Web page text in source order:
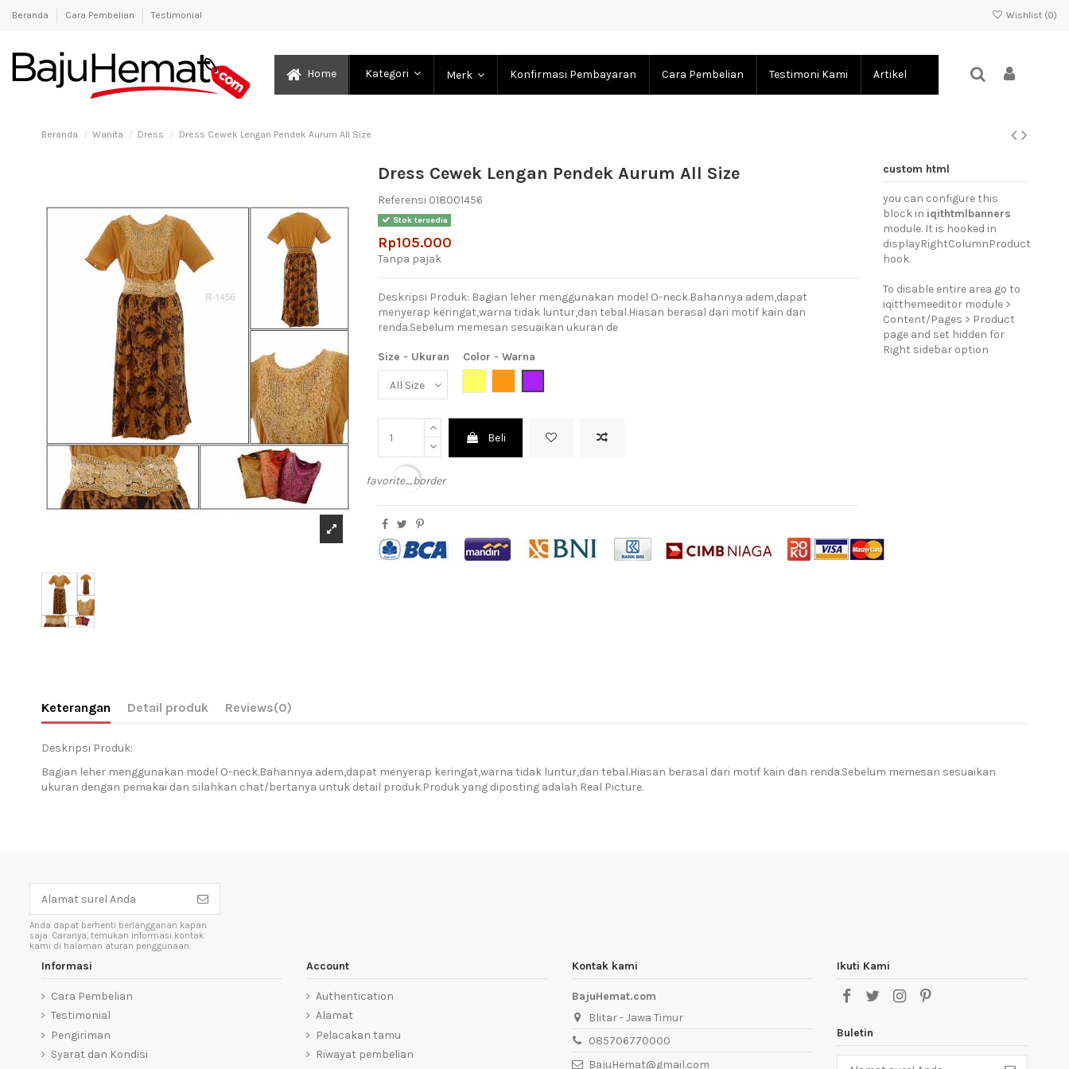
Beranda Cara Pembelian Testimonial Wishlist (0)
Home Kategori Merk Konfirmasi Pembayaran Cara Pembelian Testimoni Kami Artikel
Beranda Wanita Dress Dress Cewek Lengan Pendek Aurum All Size
Dress Cewek Lengan Pendek Aurum All Size
Referensi 018001456
Stok tersedia
Rp105.000
Tanpa pajak
Deskripsi Produk: Bagian leher menggunakan model O-neck.Bahannya adem,dapat
menyerap keringat,warna tidak luntur,dan tebal.Hiasan berasal dari motif kain dan
renda.Sebelum memesan sesuaikan ukuran de
Size - Ukuran
Color - Warna
Beli
favorite_border
custom html
you can configure this
block in iqithtmlbanners
module. It is hooked in
displayRightColumnProduct
hook.
To disable entire area go to
iqitthemeeditor module >
Content/Pages > Product
page and set hidden for
Right sidebar option
Keterangan Detail produk Reviews(0)
Deskripsi Produk:
Bagian leher menggunakan model O-neck.Bahannya adem,dapat menyerap keringat,warna tidak luntur,dan tebal.Hiasan berasal dari motif kain dan renda.Sebelum memesan sesuaikan
ukuran dengan pemakai dan silahkan chat/bertanya untuk detail produk.Produk yang diposting adalah Real Picture.
Anda dapat berhenti berlangganan kapan
saja. Caranya, temukan informasi kontak
kami di halaman aturan penggunaan.
Informasi
Cara Pembelian
Testimonial
Pengiriman
Syarat dan Kondisi
Account
Authentication
Alamat
Pelacakan tamu
Riwayat pembelian
Kontak kami
BajuHemat.com
Blitar - Jawa Timur
085706770000
BajuHemat@gmail.com
Ikuti Kami
Buletin